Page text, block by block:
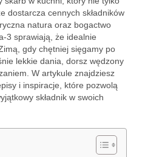
dostarcza cennych składników
natura oraz bogactwo
3 sprawiają, że idealnie
gdy chętniej sięgamy po
lekkie dania, dorsz wędzony
W artykule znajdziesz
i inspiracje, które pozwolą
składnik w swoich